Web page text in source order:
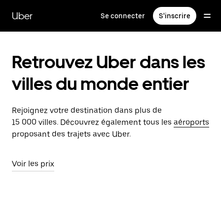
contenu
principal
Uber Se connecter S'inscrire
Retrouvez Uber dans les
villes du monde entier
Rejoignez votre destination dans plus de
15 000 villes. Découvrez également tous les aéroports
proposant des trajets avec Uber.
Voir les prix